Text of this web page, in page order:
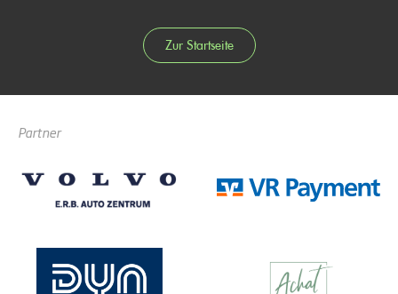
Zur Startseite
Partner